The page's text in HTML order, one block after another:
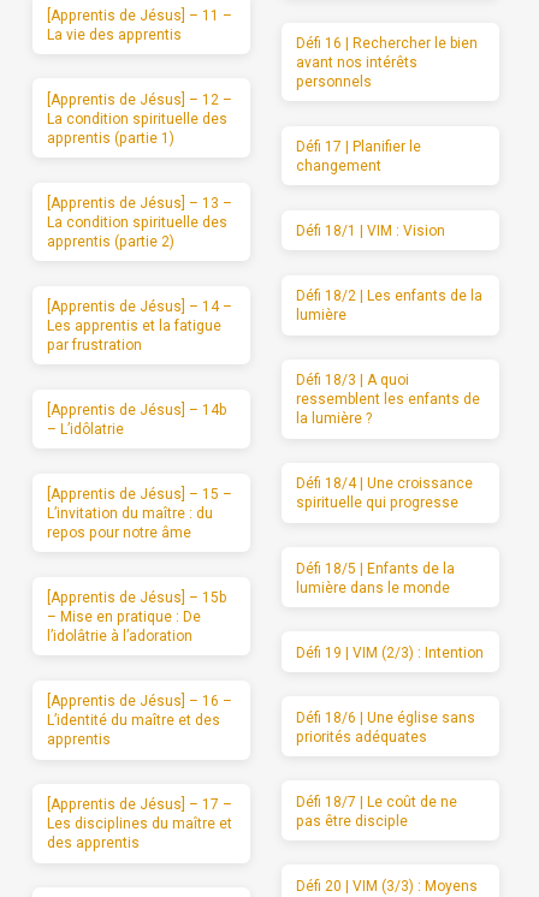
[Apprentis de Jésus] – 11 –
La vie des apprentis
[Apprentis de Jésus] – 12 –
La condition spirituelle des
apprentis (partie 1)
[Apprentis de Jésus] – 13 –
La condition spirituelle des
apprentis (partie 2)
[Apprentis de Jésus] – 14 –
Les apprentis et la fatigue
par frustration
[Apprentis de Jésus] – 14b
– L’idôlatrie
[Apprentis de Jésus] – 15 –
L’invitation du maître : du
repos pour notre âme
[Apprentis de Jésus] – 15b
– Mise en pratique : De
l’idolâtrie à l’adoration
[Apprentis de Jésus] – 16 –
L’identité du maître et des
apprentis
[Apprentis de Jésus] – 17 –
Les disciplines du maître et
des apprentis
Défi 16 | Rechercher le bien
avant nos intérêts
personnels
Défi 17 | Planifier le
changement
Défi 18/1 | VIM : Vision
Défi 18/2 | Les enfants de la
lumière
Défi 18/3 | A quoi
ressemblent les enfants de
la lumière ?
Défi 18/4 | Une croissance
spirituelle qui progresse
Défi 18/5 | Enfants de la
lumière dans le monde
Défi 19 | VIM (2/3) : Intention
Défi 18/6 | Une église sans
priorités adéquates
Défi 18/7 | Le coût de ne
pas être disciple
Défi 20 | VIM (3/3) : Moyens